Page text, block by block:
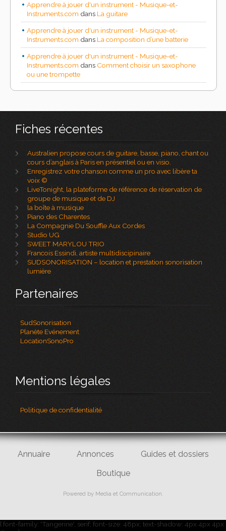
Apprendre à jouer d'un instrument - Musique-et-
Instruments.com dans La guitare
Apprendre à jouer d'un instrument - Musique-et-
Instruments.com dans La composition d’une batterie
Apprendre à jouer d'un instrument - Musique-et-
Instruments.com dans Comment choisir un saxophone
ou une trompette
Fiches récentes
Australien propose cours de guitare, basse, piano, chant ou
cours d’anglais à Paris en présentiel ou en visio.
Enregistrez votre chanson comme un pro avec libère ta
voix ©
LiveTonight, la plateforme de référence de réservation de
groupe de musique et de DJ
la boîte à musique
Piano des Charentes
La Compagnie Du Souffle Aux Cordes
Studio UG
SWEET MARYLOU TRIO
Francois Essindi, artiste multidiscipinaire
SUDSONORISATION – location et prestation sonorisation
lumière
Partenaires
SudSonorisation
Planète Evénement
LocationSonoPro
Mentions légales
Politique de confidentialité
Annuaire Annonces
Guides et dossiers
Boutique
Powered by Media et Communication.
{ font-family: 'Tangerine', serif; font-size: 48px; text-shadow: 4px 4px 4px